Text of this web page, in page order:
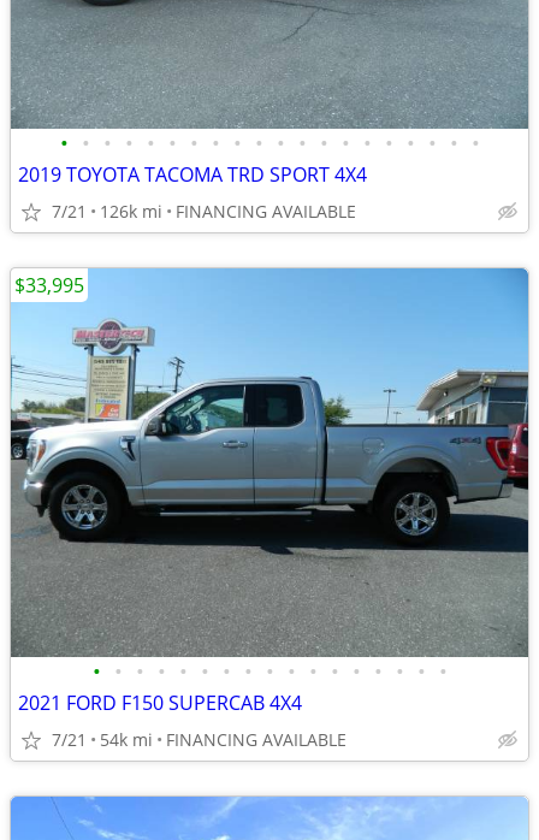
• • • • • • • • • • • • • • • • • • • •
2019 TOYOTA TACOMA TRD SPORT 4X4
7/21 126k mi FINANCING AVAILABLE
• • • • • • • • • • • • • • • • •
2021 FORD F150 SUPERCAB 4X4
7/21 54k mi FINANCING AVAILABLE
$33,995